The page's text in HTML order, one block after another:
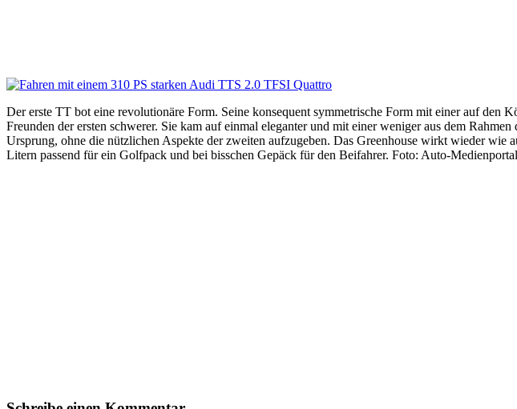
Der erste TT bot eine revolutionäre Form. Seine konsequent symmetrische Form mit einer auf den
Freunden der ersten schwerer. Sie kam auf einmal eleganter und mit einer weniger aus dem
Ursprung, ohne die nützlichen Aspekte der zweiten aufzugeben. Das Greenhouse wirkt wieder
Litern passend für ein Golfpack und bei bisschen Gepäck für den Beifahrer. Foto: Auto-